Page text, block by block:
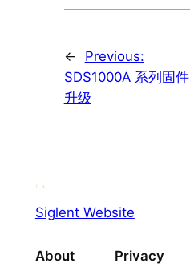
←
Previous:
SDS1000A 系列固件
升级
Siglent Website
About Privacy